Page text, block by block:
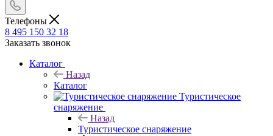
Телефоны
8 495 150 32 18
Заказать звонок
Каталог
Назад
Каталог
Туристическое
снаряжение
Назад
Туристическое снаряжение